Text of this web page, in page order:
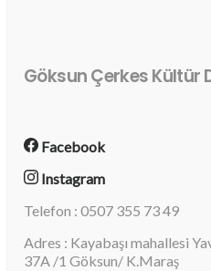
Göksun Çerkes Kültür
Facebook
Instagram
Telefon : 0507 355 73 49
Adres : Kayabaşı mahallesi
37A /1 Göksun/ K.Maraş